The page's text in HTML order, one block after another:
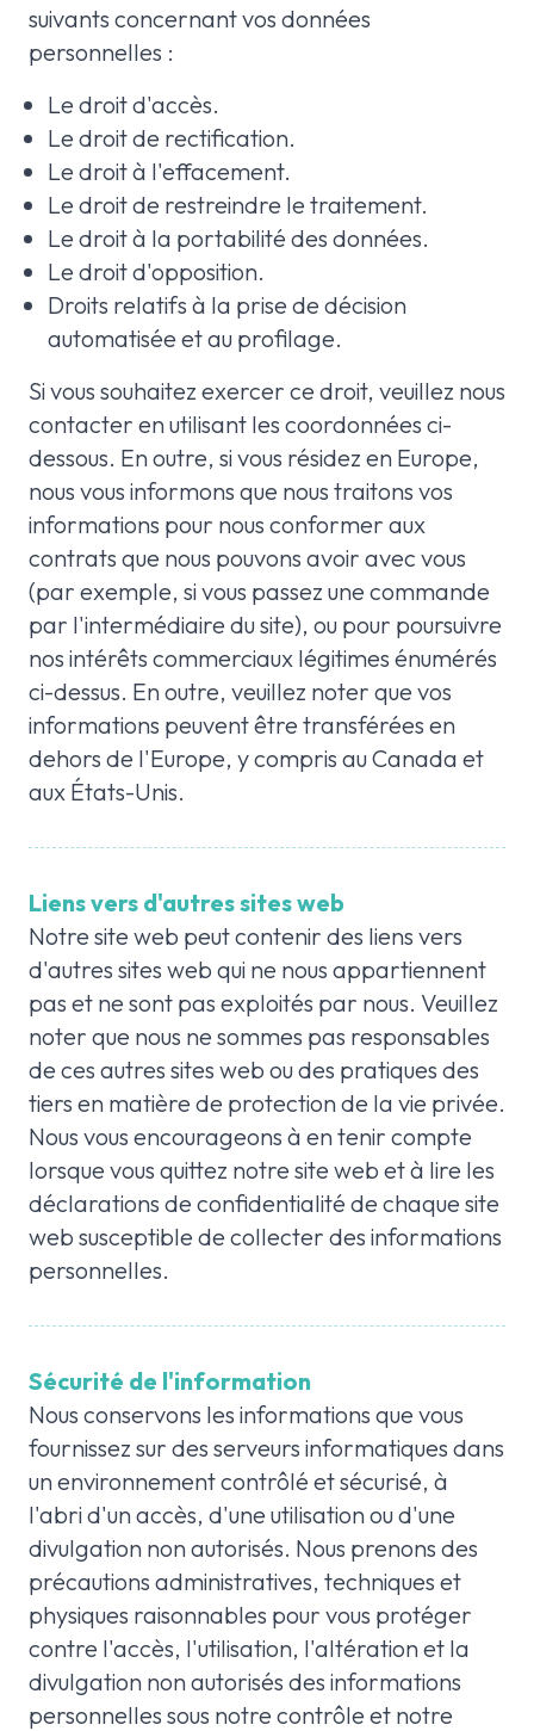
suivants concernant vos données
personnelles :
Le droit d'accès.
Le droit de rectification.
Le droit à l'effacement.
Le droit de restreindre le traitement.
Le droit à la portabilité des données.
Le droit d'opposition.
Droits relatifs à la prise de décision
automatisée et au profilage.
Si vous souhaitez exercer ce droit, veuillez nous
contacter en utilisant les coordonnées ci-
dessous. En outre, si vous résidez en Europe,
nous vous informons que nous traitons vos
informations pour nous conformer aux
contrats que nous pouvons avoir avec vous
(par exemple, si vous passez une commande
par l'intermédiaire du site), ou pour poursuivre
nos intérêts commerciaux légitimes énumérés
ci-dessus. En outre, veuillez noter que vos
informations peuvent être transférées en
dehors de l'Europe, y compris au Canada et
aux États-Unis.
Liens vers d'autres sites web
Notre site web peut contenir des liens vers
d'autres sites web qui ne nous appartiennent
pas et ne sont pas exploités par nous. Veuillez
noter que nous ne sommes pas responsables
de ces autres sites web ou des pratiques des
tiers en matière de protection de la vie privée.
Nous vous encourageons à en tenir compte
lorsque vous quittez notre site web et à lire les
déclarations de confidentialité de chaque site
web susceptible de collecter des informations
personnelles.
Sécurité de l'information
Nous conservons les informations que vous
fournissez sur des serveurs informatiques dans
un environnement contrôlé et sécurisé, à
l'abri d'un accès, d'une utilisation ou d'une
divulgation non autorisés. Nous prenons des
précautions administratives, techniques et
physiques raisonnables pour vous protéger
contre l'accès, l'utilisation, l'altération et la
divulgation non autorisés des informations
personnelles sous notre contrôle et notre